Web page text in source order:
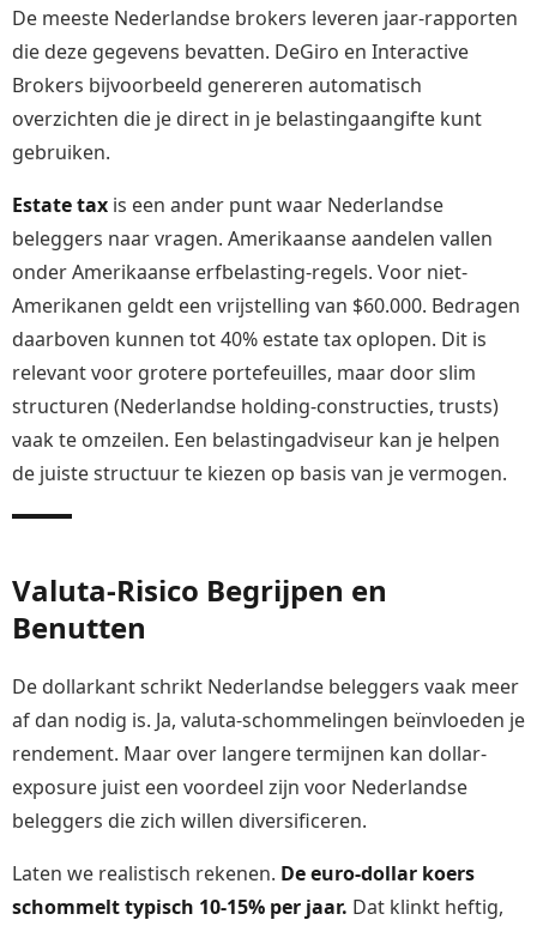
De meeste Nederlandse brokers leveren jaar-rapporten
die deze gegevens bevatten. DeGiro en Interactive
Brokers bijvoorbeeld genereren automatisch
overzichten die je direct in je belastingaangifte kunt
gebruiken.
Estate tax is een ander punt waar Nederlandse
beleggers naar vragen. Amerikaanse aandelen vallen
onder Amerikaanse erfbelasting-regels. Voor niet-
Amerikanen geldt een vrijstelling van $60.000. Bedragen
daarboven kunnen tot 40% estate tax oplopen. Dit is
relevant voor grotere portefeuilles, maar door slim
structuren (Nederlandse holding-constructies, trusts)
vaak te omzeilen. Een belastingadviseur kan je helpen
de juiste structuur te kiezen op basis van je vermogen.
Valuta-Risico Begrijpen en
Benutten
De dollarkant schrikt Nederlandse beleggers vaak meer
af dan nodig is. Ja, valuta-schommelingen beïnvloeden je
rendement. Maar over langere termijnen kan dollar-
exposure juist een voordeel zijn voor Nederlandse
beleggers die zich willen diversificeren.
Laten we realistisch rekenen. De euro-dollar koers
schommelt typisch 10-15% per jaar. Dat klinkt heftig,